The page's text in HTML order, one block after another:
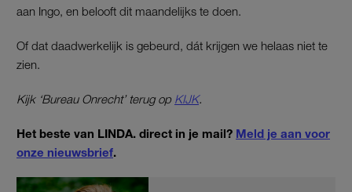
aan Ingo, en belooft dit maandelijks te doen.
Of dat daadwerkelijk is gebeurd, dát krijgen we helaas niet te
zien.
Kijk ‘Bureau Onrecht’ terug op KIJK.
Het beste van LINDA. direct in je mail? Meld je aan voor
onze nieuwsbrief.